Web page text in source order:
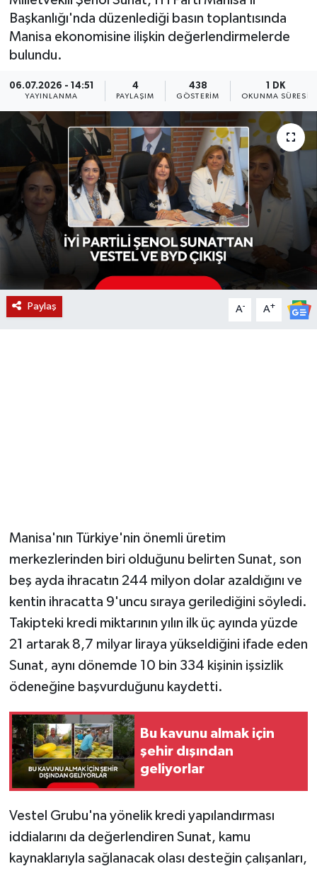
Başkanlığı'nda düzenlediği basın toplantısında
Manisa ekonomisine ilişkin değerlendirmelerde
bulundu.
06.07.2026 - 14:51
YAYINLANMA
4
PAYLAŞIM
438
GÖSTERIM
1 DK
OKUNMA SÜRESI
Paylaş A- A+
Manisa'nın Türkiye'nin önemli üretim
merkezlerinden biri olduğunu belirten Sunat, son
beş ayda ihracatın 244 milyon dolar azaldığını ve
kentin ihracatta 9'uncu sıraya gerilediğini söyledi.
Takipteki kredi miktarının yılın ilk üç ayında yüzde
21 artarak 8,7 milyar liraya yükseldiğini ifade eden
Sunat, aynı dönemde 10 bin 334 kişinin işsizlik
ödeneğine başvurduğunu kaydetti.
Bu kavunu almak için
şehir dışından
geliyorlar
Vestel Grubu'na yönelik kredi yapılandırması
iddialarını da değerlendiren Sunat, kamu
kaynaklarıyla sağlanacak olası desteğin çalışanları,
KÜLTÜR SANAT
YAŞAM
LIFE
SARIGÖL
SARUHANLI
SELENDİ
KIRKAĞAÇ
DEMİRCİ
GÖLMARMARA
GÖRDES
KÖPRÜBAŞI
SOMA
KÖPRÜBAŞI
KULA
SALİHLİ
SARIGÖL
SARUHANLI
ŞEHZADELER
SELENDİ
TURGUTLU
EKONOMİ
EĞİTİM
KÜLTÜR SANAT
SPOR
YAŞAM
LIFE
BİLİM VE TEKNOLOJİ
MANİSA'NIN YÖRESEL LEZZETLERİ